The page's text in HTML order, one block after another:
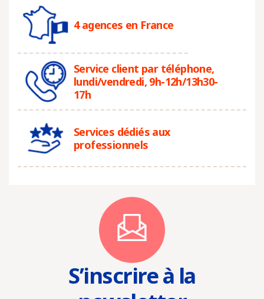
4 agences en France
Service client par téléphone,
lundi/vendredi, 9h-12h/13h30-
17h
Services dédiés aux
professionnels
S’inscrire à la